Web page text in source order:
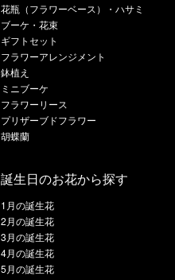
花瓶（フラワーベース）・ハサミ
ブーケ・花束
ギフトセット
フラワーアレンジメント
鉢植え
ミニブーケ
フラワーリース
プリザーブドフラワー
胡蝶蘭
誕生日のお花から探す
1月の誕生花
2月の誕生花
3月の誕生花
4月の誕生花
5月の誕生花